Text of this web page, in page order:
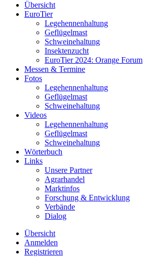
Übersicht
EuroTier
Legehennenhaltung
Geflügelmast
Schweinehaltung
Insektenzucht
EuroTier 2024: Orange Forum
Messen & Termine
Fotos
Legehennenhaltung
Geflügelmast
Schweinehaltung
Videos
Legehennenhaltung
Geflügelmast
Schweinehaltung
Wörterbuch
Links
Unsere Partner
Agrarhandel
Marktinfos
Forschung & Entwicklung
Verbände
Dialog
Übersicht
Anmelden
Registrieren